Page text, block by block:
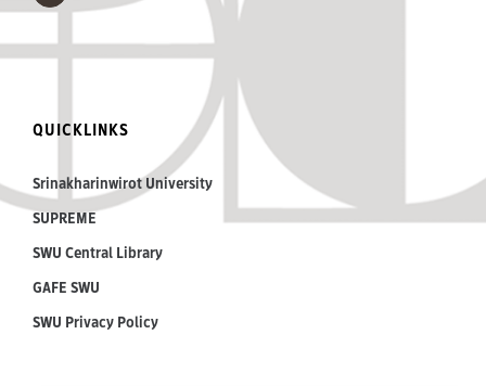
QUICKLINKS
Srinakharinwirot University
SUPREME
SWU Central Library
GAFE SWU
SWU Privacy Policy